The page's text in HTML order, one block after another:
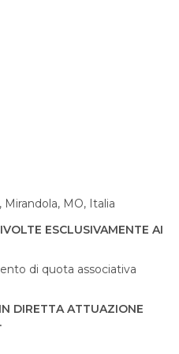
Mirandola, MO, Italia
ESCLUSIVAMENTE AI
di quota associativa
DIRETTA ATTUAZIONE